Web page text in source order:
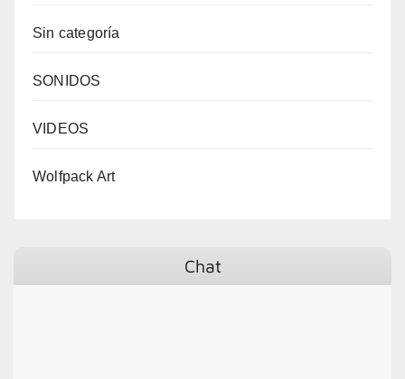
Sin categoría
SONIDOS
VIDEOS
Wolfpack Art
Chat